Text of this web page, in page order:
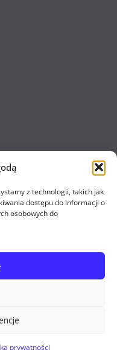
z technologii, takich jak
dostępu do informacji o
osobowych do
prywatności
- Firma MIJ © All